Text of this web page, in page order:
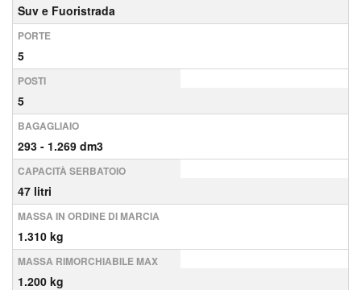
Suv e Fuoristrada
PORTE
5
POSTI
5
BAGAGLIAIO
293 - 1.269 dm3
CAPACITÀ SERBATOIO
47 litri
MASSA IN ORDINE DI MARCIA
1.310 kg
MASSA RIMORCHIABILE MAX
1.200 kg